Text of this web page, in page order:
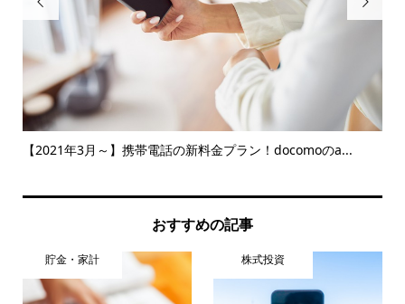
【2021年3月～】携帯電話の新料金プラン！docomoのa...
おすすめの記事
貯金・家計 株式投資